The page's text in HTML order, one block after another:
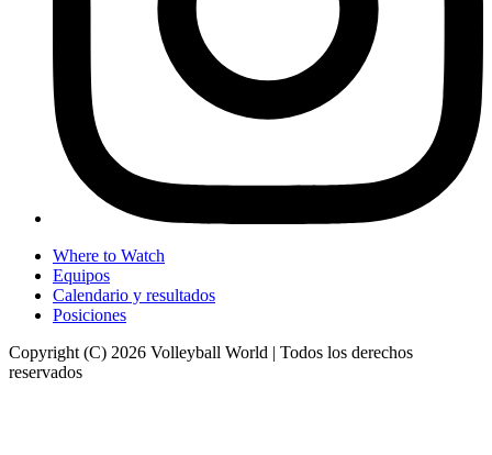
Where to Watch
Equipos
Calendario y resultados
Posiciones
Copyright (C) 2026 Volleyball World | Todos los derechos
reservados